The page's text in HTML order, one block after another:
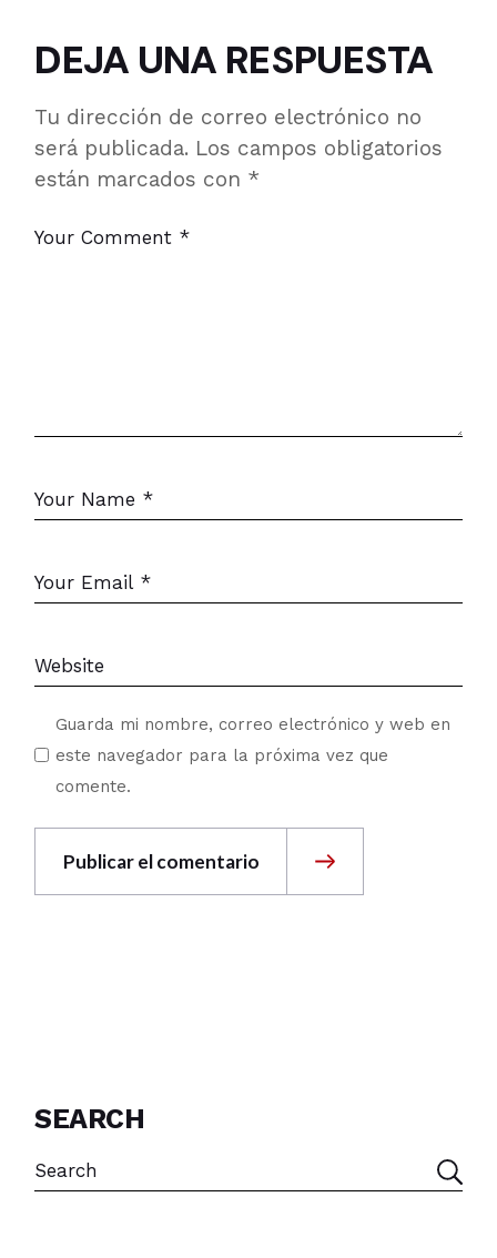
DEJA UNA RESPUESTA
Tu dirección de correo electrónico no
será publicada. Los campos obligatorios
están marcados con *
Guarda mi nombre, correo electrónico y web en
este navegador para la próxima vez que
comente.
Publicar el comentario
SEARCH